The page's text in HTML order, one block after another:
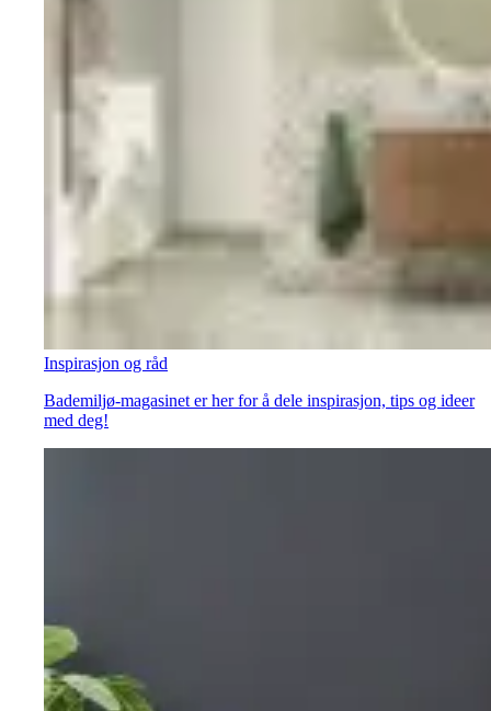
Inspirasjon og råd
Bademiljø-magasinet er her for å dele inspirasjon, tips og ideer
med deg!